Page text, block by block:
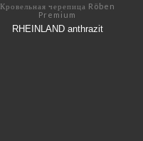
Кровельная черепица Röben
Premium
RHEINLAND anthrazit